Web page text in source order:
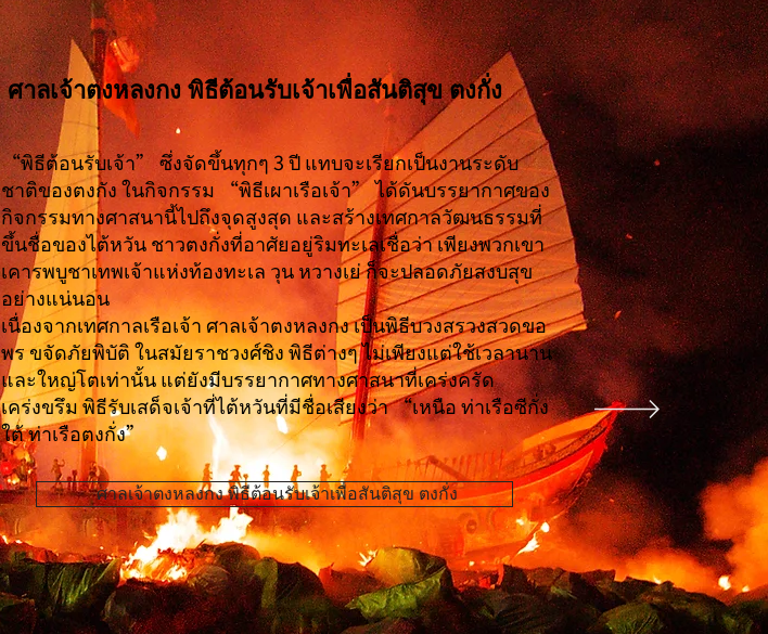
ศาลเจ้าตงหลงกง พิธีต้อนรับเจ้าเพื่อสันติสุข ตงกั่ง
“พิธีต้อนรับเจ้า” ซึ่งจัดขึ้นทุกๆ 3 ปี แทบจะเรียกเป็นงานระดับ
ชาติของตงกัง ในกิจกรรม “พิธีเผาเรือเจ้า” ได้ดันบรรยากาศของ
กิจกรรมทางศาสนานี้ไปถึงจุดสูงสุด และสร้างเทศกาลวัฒนธรรมที่
ขึ้นชื่อของไต้หวัน ชาวตงกั่งที่อาศัยอยู่ริมทะเลเชื่อว่า เพียงพวกเขา
เคารพบูชาเทพเจ้าแห่งท้องทะเล วุน หวางเย่ ก็จะปลอดภัยสงบสุข
อย่างแน่นอน
เนื่องจากเทศกาลเรือเจ้า ศาลเจ้าตงหลงกง เป็นพิธีบวงสรวงสวดขอ
พร ขจัดภัยพิบัติ ในสมัยราชวงศ์ชิง พิธีต่างๆ ไม่เพียงแต่ใช้เวลานาน
และใหญ่โตเท่านั้น แต่ยังมีบรรยากาศทางศาสนาที่เคร่งครัด
เคร่งขรึม พิธีรับเสด็จเจ้าที่ไต้หวันที่มีชื่อเสียงว่า “เหนือ ท่าเรือซีกั่ง
ใต้ ท่าเรือตงกั่ง”
ศาลเจ้าตงหลงกง พิธีต้อนรับเจ้าเพื่อสันติสุข ตงกั่ง